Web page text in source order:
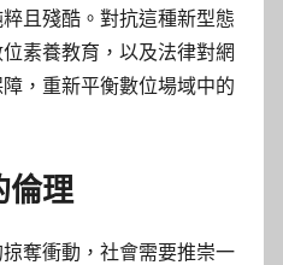
且殘酷。對抗這種新型態
素養教育，以及法律對網
，重新平衡數位場域中的
倫理
奪衝動，社會需要推崇一